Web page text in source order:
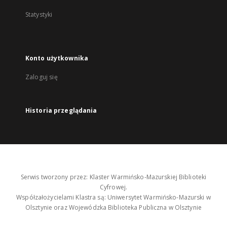
Statystyki
Konto użytkownika
Zaloguj się
Historia przeglądania
Serwis tworzony przez: Klaster Warmińsko-Mazurskiej Biblioteki
Cyfrowej.
Współzałożycielami Klastra są: Uniwersytet Warmińsko-Mazurski w
Olsztynie oraz Wojewódzka Biblioteka Publiczna w Olsztynie